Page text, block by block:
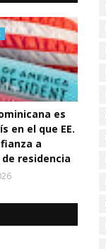
es
en el que EE.
a
residencia